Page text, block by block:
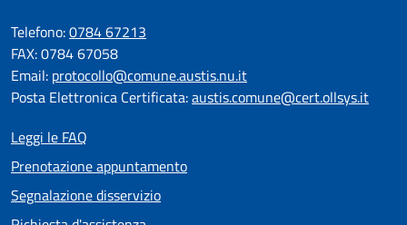
Telefono:0784 67213
FAX: 0784 67058
Email: protocollo@comune.austis.nu.it
Posta Elettronica Certificata:austis.comune@cert.ollsys.it
Leggi le FAQ
Prenotazione appuntamento
Segnalazione disservizio